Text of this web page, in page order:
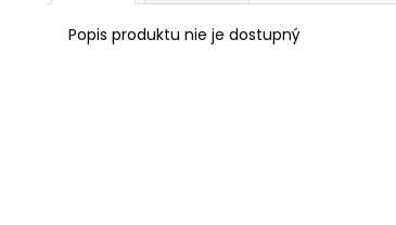
Popis produktu nie je dostupný